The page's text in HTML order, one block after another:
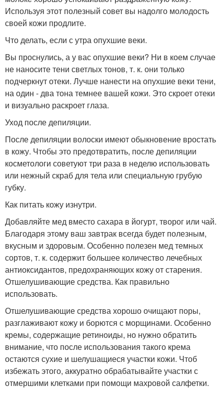
Используя этот полезный совет вы надолго молодость
своей кожи продлите.
Что делать, если с утра опухшие веки.
Вы проснулись, а у вас опухшие веки? Ни в коем случае
не наносите тени светлых тонов, т. к. они только
подчеркнут отеки. Лучше нанести на опухшие веки тени,
на один - два тона темнее вашей кожи. Это скроет отеки
и визуально раскроет глаза.
Уход после депиляции.
После депиляции волоски имеют обыкновение вростать
в кожу. Чтобы это предотвратить, после депиляции
косметологи советуют три раза в неделю использовать
или нежный скраб для тела или специальную грубую
губку.
Как питать кожу изнутри.
Добавляйте мед вместо сахара в йогурт, творог или чай.
Благодаря этому ваш завтрак всегда будет полезным,
вкусным и здоровым. Особенно полезен мед темных
сортов, т. к. содержит большее количество лечебных
антиоксидантов, предохраняющих кожу от старения.
Отшелушивающие средства. Как правильно
использовать.
Отшелушивающие средства хорошо очищают поры,
разглаживают кожу и борются с морщинами. Особенно
кремы, содержащие ретиноиды, но нужно обратить
внимание, что после использования такого крема
остаются сухие и шелушащиеся участки кожи. Чтоб
избежать этого, аккуратно обрабатывайте участки с
отмершими клетками при помощи махровой салфетки.